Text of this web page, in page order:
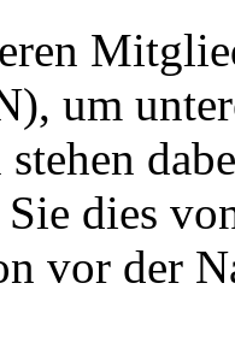
um
dies
vor der